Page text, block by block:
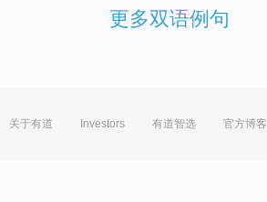
更多双语例句
关于有道 Investors 有道智选 官方博客